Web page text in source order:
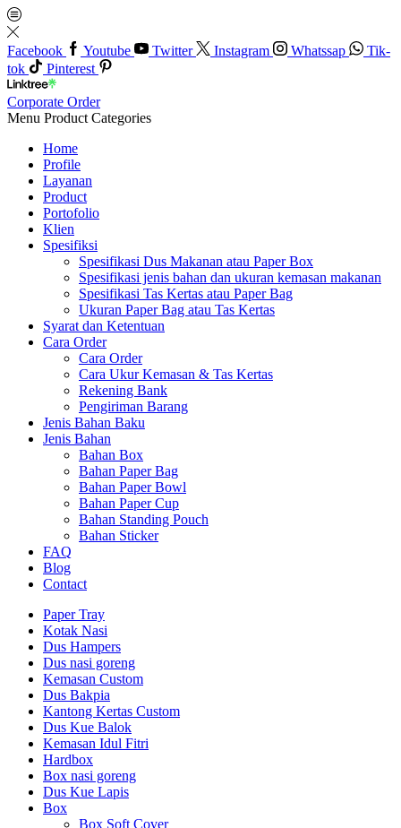
Facebook Youtube Twitter Instagram Whatssap
Tik-
tok
Pinterest
Corporate Order
Menu Product Categories
Home
Profile
Layanan
Product
Portofolio
Klien
Spesifiksi
Spesifikasi Dus Makanan atau Paper Box
Spesifikasi jenis bahan dan ukuran kemasan makanan
Spesifikasi Tas Kertas atau Paper Bag
Ukuran Paper Bag atau Tas Kertas
Syarat dan Ketentuan
Cara Order
Cara Order
Cara Ukur Kemasan & Tas Kertas
Rekening Bank
Pengiriman Barang
Jenis Bahan Baku
Jenis Bahan
Bahan Box
Bahan Paper Bag
Bahan Paper Bowl
Bahan Paper Cup
Bahan Standing Pouch
Bahan Sticker
FAQ
Blog
Contact
Paper Tray
Kotak Nasi
Dus Hampers
Dus nasi goreng
Kemasan Custom
Dus Bakpia
Kantong Kertas Custom
Dus Kue Balok
Kemasan Idul Fitri
Hardbox
Box nasi goreng
Dus Kue Lapis
Box
Box Soft Cover